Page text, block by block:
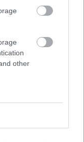
other